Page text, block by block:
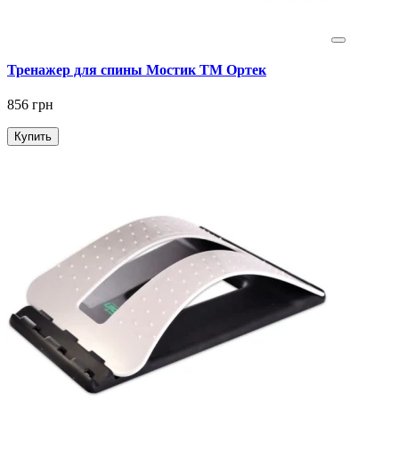
Тренажер для спины Мостик ТМ Ортек
856 грн
Купить